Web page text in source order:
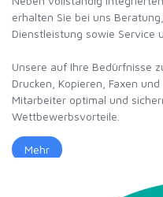
erhalten Sie bei uns
Dienstleistung sowie Service
Unsere auf Ihre Bedürfnisse
Drucken, Kopieren, Faxen
Mitarbeiter optimal und
Wettbewerbsvorteile.
Mehr